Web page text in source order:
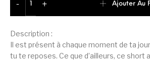
Description :
Il est présent à chaque moment de ta
tu te reposes. Ce que d’ailleurs, ce short
-
+
Ajouter Au